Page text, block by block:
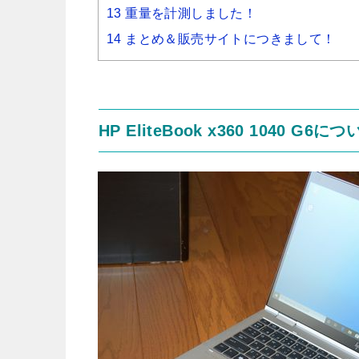
13 重量を計測しました！
14 まとめ＆販売サイトにつきまして！
HP EliteBook x360 1040 G6につ